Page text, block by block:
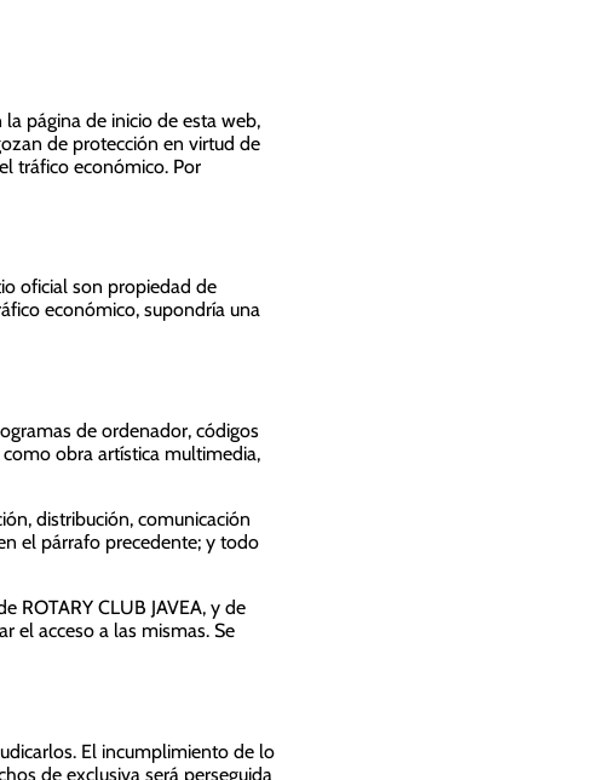
la página de inicio de esta web,
de protección en virtud de
tráfico económico. Por
oficial son propiedad de
económico, supondría una
de ordenador, códigos
obra artística multimedia,
distribución, comunicación
el párrafo precedente; y todo
ROTARY CLUB JAVEA, y de
el acceso a las mismas. Se
El incumplimiento de lo
de exclusiva será perseguida